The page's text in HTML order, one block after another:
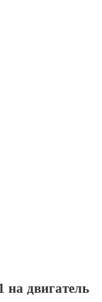
двигатель